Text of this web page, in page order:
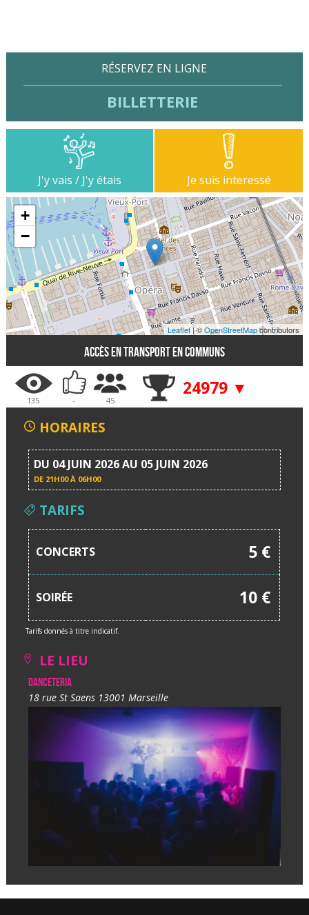
RÉSERVEZ EN LIGNE
BILLETTERIE
J'y vais / J'y étais Je suis interessé
+
−
Leaflet| ©OpenStreetMapcontributors
Accès en transport en communs
135 - 45
24979 ▼
HORAIRES
DU 04 JUIN 2026 AU 05 JUIN 2026
DE 21H00 À 06H00
TARIFS
CONCERTS 5 €
SOIRÉE 10 €
Tarifs donnés à titre indicatif.
LE LIEU
Danceteria
18 rue St Saens 13001 Marseille